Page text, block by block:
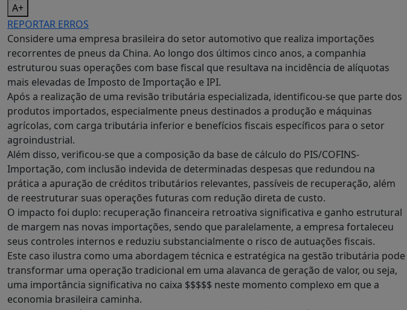
A+
REPORTAR ERROS
Considere uma empresa brasileira do setor automotivo que realiza importações
recorrentes de pneus da China. Ao longo dos últimos cinco anos, a companhia
estruturou suas operações com base fiscal que resultava na incidência de alíquotas
mais elevadas de Imposto de Importação e IPI.
Após a realização de uma revisão tributária especializada, identificou-se que parte dos
produtos importados, especialmente pneus destinados a produção e máquinas
agrícolas, com carga tributária inferior e benefícios fiscais específicos para o setor
agroindustrial.
Além disso, verificou-se que a composição da base de cálculo do PIS/COFINS-
Importação, com inclusão indevida de determinadas despesas que redundou na
prática a apuração de créditos tributários relevantes, passíveis de recuperação, além
de reestruturar suas operações futuras com redução direta de custo.
O impacto foi duplo: recuperação financeira retroativa significativa e ganho estrutural
de margem nas novas importações, sendo que paralelamente, a empresa fortaleceu
seus controles internos e reduziu substancialmente o risco de autuações fiscais.
Este caso ilustra como uma abordagem técnica e estratégica na gestão tributária pode
transformar uma operação tradicional em uma alavanca de geração de valor, ou seja,
uma importância significativa no caixa $$$$$ neste momento complexo em que a
economia brasileira caminha.